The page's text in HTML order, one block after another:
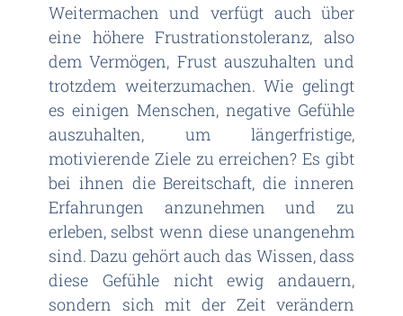
Weitermachen und verfügt auch über
eine höhere Frustrationstoleranz, also
dem Vermögen, Frust auszuhalten und
trotzdem weiterzumachen. Wie gelingt
es einigen Menschen, negative Gefühle
auszuhalten, um längerfristige,
motivierende Ziele zu erreichen? Es gibt
bei ihnen die Bereitschaft, die inneren
Erfahrungen anzunehmen und zu
erleben, selbst wenn diese unangenehm
sind. Dazu gehört auch das Wissen, dass
diese Gefühle nicht ewig andauern,
sondern sich mit der Zeit verändern